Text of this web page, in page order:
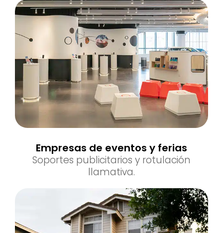
Empresas de eventos y ferias
Soportes publicitarios y rotulación
llamativa.